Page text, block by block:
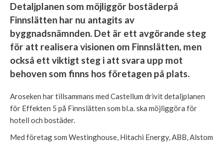
Detaljplanen som möjliggör bostäderpå
Finnslätten har nu antagits av
byggnadsnämnden. Det är ett avgörande steg
för att realisera visionen om Finnslätten, men
också ett viktigt steg i att svara upp mot
behoven som finns hos företagen på plats.
Aroseken har tillsammans med Castellum drivit detaljplanen
för Effekten 5 på Finnslätten som bl.a. ska möjliggöra för
hotell och bostäder.
Med företag som Westinghouse, Hitachi Energy, ABB, Alstom